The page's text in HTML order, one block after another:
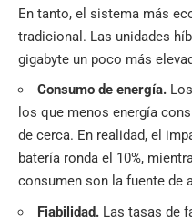
En tanto, el sistema más
tradicional. Las unidades
gigabyte un poco más
Consumo de energía.
los que menos energía
de cerca. En realidad, el
batería ronda el 10%,
consumen son la fuente de
Fiabilidad. Las tasas de